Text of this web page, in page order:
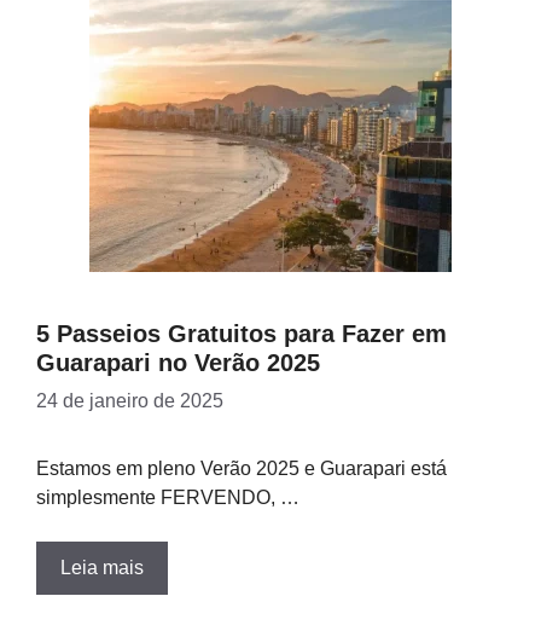
5 Passeios Gratuitos para Fazer em
Guarapari no Verão 2025
24 de janeiro de 2025
Estamos em pleno Verão 2025 e Guarapari está
simplesmente FERVENDO, …
Leia mais